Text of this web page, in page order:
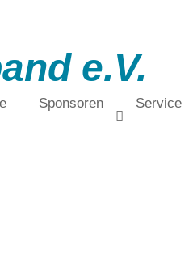
e.V.
Sponsoren Service